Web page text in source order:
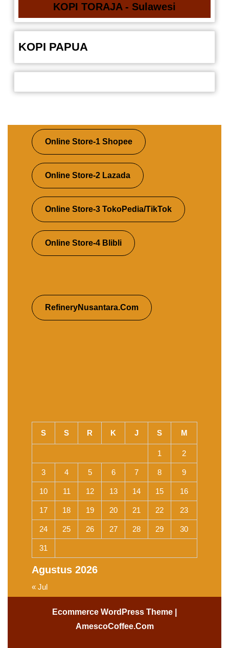
KOPI TORAJA - Sulawesi
KOPI PAPUA
Online Store-1 Shopee
Online Store-2 Lazada
Online Store-3 TokoPedia/TikTok
Online Store-4 Blibli
RefineryNusantara.Com
Agustus 2026
S S R K J S M
1 2
3 4 5 6 7 8 9
10 11 12 13 14 15 16
17 18 19 20 21 22 23
24 25 26 27 28 29 30
31
« Jul
Ecommerce WordPress Theme
AmescoCoffee.Com